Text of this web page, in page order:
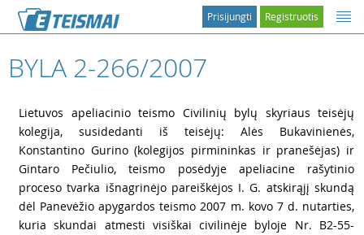
Registruotis
Prisijungti
BYLA 2-266/2007
Lietuvos apeliacinio teismo Civilinių bylų skyriaus teisėjų
kolegija, susidedanti iš teisėjų: Alės Bukavinienės,
Konstantino Gurino (kolegijos pirmininkas ir pranešėjas) ir
Gintaro Pečiulio, teismo posėdyje apeliacine rašytinio
proceso tvarka išnagrinėjo pareiškėjos I. G. atskirąjį skundą
dėl Panevėžio apygardos teismo 2007 m. kovo 7 d. nutarties,
kuria skundai atmesti visiškai civilinėje byloje Nr. B2-55-